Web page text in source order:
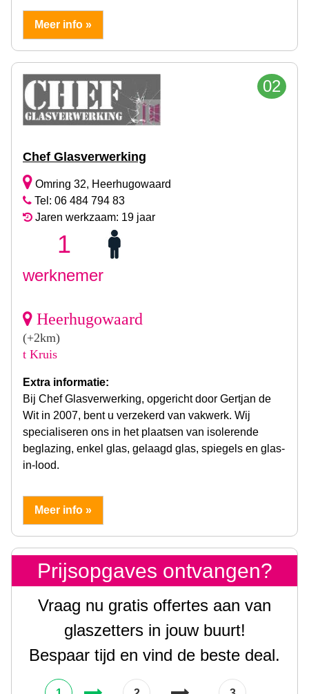
Meer info »
02
Chef Glasverwerking
Omring 32, Heerhugowaard
Tel: 06 484 794 83
Jaren werkzaam: 19 jaar
1
werknemer
Heerhugowaard
(+2km)
t Kruis
Extra informatie:
Bij Chef Glasverwerking, opgericht door Gertjan de
Wit in 2007, bent u verzekerd van vakwerk. Wij
specialiseren ons in het plaatsen van isolerende
beglazing, enkel glas, gelaagd glas, spiegels en glas-
in-lood.
Meer info »
Prijsopgaves ontvangen?
Vraag nu gratis offertes aan van
glaszetters in jouw buurt!
Bespaar tijd en vind de beste deal.